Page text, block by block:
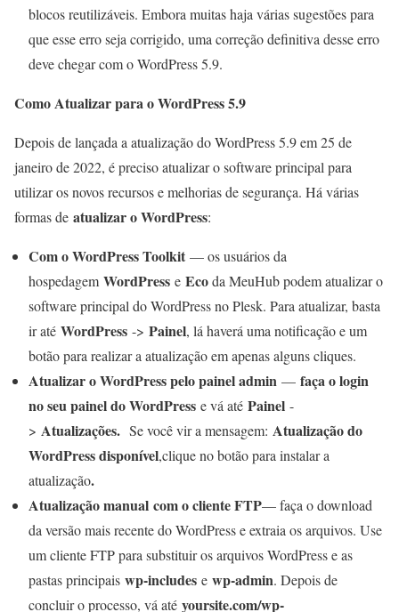
blocos reutilizáveis. Embora muitas haja várias sugestões para
que esse erro seja corrigido, uma correção definitiva desse erro
deve chegar com o WordPress 5.9.
Como Atualizar para o WordPress 5.9
Depois de lançada a atualização do WordPress 5.9 em 25 de
janeiro de 2022, é preciso atualizar o software principal para
utilizar os novos recursos e melhorias de segurança. Há várias
formas de atualizar o WordPress:
Com o WordPress Toolkit — os usuários da
hospedagem WordPress e Ecoda MeuHub podem atualizar o
software principal do WordPress no Plesk. Para atualizar, basta
ir até WordPress -> Painel, lá haverá uma notificação e um
botão para realizar a atualização em apenas alguns cliques.
Atualizar o WordPress pelo painel admin — faça o login
no seu painel do WordPress e vá até Painel -
> Atualizações. Se você vir a mensagem: Atualização do
WordPress disponível,clique no botão para instalar a
atualização.
Atualização manual com o cliente FTP— faça o download
da versão mais recente do WordPress e extraia os arquivos. Use
um cliente FTP para substituir os arquivos WordPress e as
pastas principais wp-includes e wp-admin. Depois de
concluir o processo, vá até yoursite.com/wp-